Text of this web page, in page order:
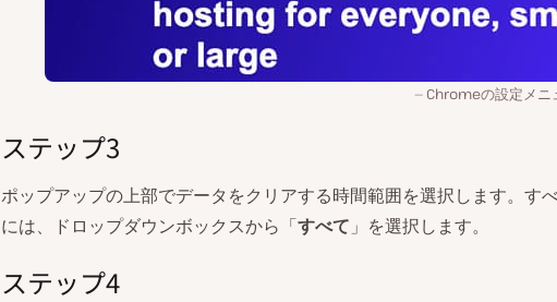
Chromeの設定メニ
ステップ3
ポップアップの上部でデータをクリアする時間範囲を選択します。す
には、ドロップダウンボックスから「すべて 」を選択します。
ステップ4